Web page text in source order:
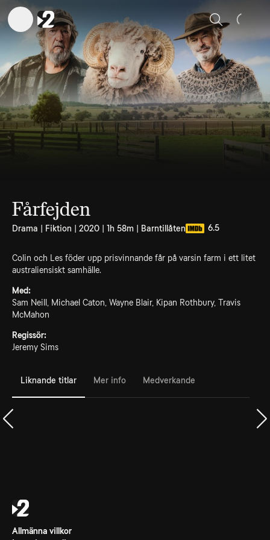
Sök
Fårfejden
Drama | Fiktion | 2020 | 1h 58m | Barntillåten 6.5
Colin och Les föder upp prisvinnande får på varsin farm i ett litet
australiensiskt samhälle.
Med:
Sam Neill, Michael Caton, Wayne Blair, Kipan Rothbury, Travis
McMahon
Regissör:
Jeremy Sims
Liknande titlar Mer info Medverkande
Allmänna villkor